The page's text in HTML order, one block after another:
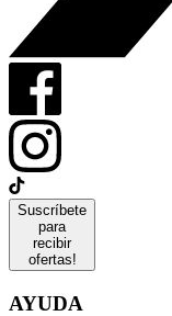
Suscríbete
para
recibir
ofertas!
AYUDA